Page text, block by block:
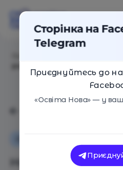
Ничего
Сторінка на
Telegram
Приєднуйтесь до
«Освіта Нова» — у